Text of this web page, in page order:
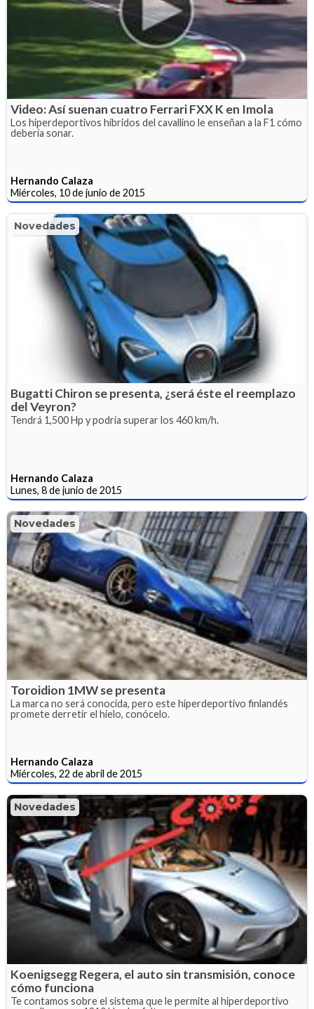
Video: Así suenan cuatro Ferrari FXX K en Imola
Los hiperdeportivos híbridos del cavallino le enseñan a la F1 cómo
debería sonar.
Hernando Calaza
Miércoles, 10 de junio de 2015
Novedades
Bugatti Chiron se presenta, ¿será éste el reemplazo
del Veyron?
Tendrá 1,500 Hp y podría superar los 460 km/h.
Hernando Calaza
Lunes, 8 de junio de 2015
Novedades
Toroidion 1MW se presenta
La marca no será conocida, pero este hiperdeportivo finlandés
promete derretir el hielo, conócelo.
Hernando Calaza
Miércoles, 22 de abril de 2015
Novedades
Koenigsegg Regera, el auto sin transmisión, conoce
cómo funciona
Te contamos sobre el sistema que le permite al hiperdeportivo